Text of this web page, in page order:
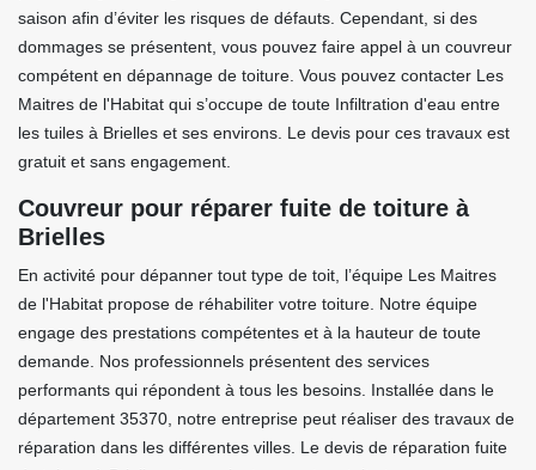
saison afin d’éviter les risques de défauts. Cependant, si des
dommages se présentent, vous pouvez faire appel à un couvreur
compétent en dépannage de toiture. Vous pouvez contacter Les
Maitres de l'Habitat qui s’occupe de toute Infiltration d'eau entre
les tuiles à Brielles et ses environs. Le devis pour ces travaux est
gratuit et sans engagement.
Couvreur pour réparer fuite de toiture à
Brielles
En activité pour dépanner tout type de toit, l’équipe Les Maitres
de l'Habitat propose de réhabiliter votre toiture. Notre équipe
engage des prestations compétentes et à la hauteur de toute
demande. Nos professionnels présentent des services
performants qui répondent à tous les besoins. Installée dans le
département 35370, notre entreprise peut réaliser des travaux de
réparation dans les différentes villes. Le devis de réparation fuite